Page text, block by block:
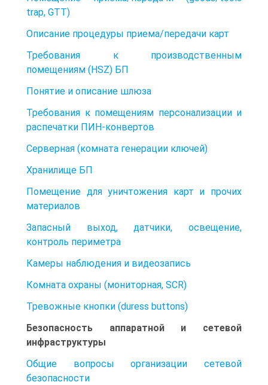
trap, GTT)
Описание процедуры приема/передачи карт
Требования к производственным
помещениям (HSZ) БП
Понятие и описание шлюза
Требования к помещениям персонализации и
распечатки ПИН-конвертов
Серверная (комната генерации ключей)
Хранилище БП
Помещение для уничтожения карт и прочих
материалов
Запасный выход, датчики, освещение,
контроль периметра
Камеры наблюдения и видеозапись
Комната охраны (мониторная, SCR)
Тревожные кнопки (duress buttons)
Безопасность аппаратной и сетевой
инфраструктуры
Общие вопросы организации сетевой
безопасности